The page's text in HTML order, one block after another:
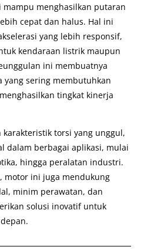
menghasilkan putaran
cepat dan halus. Hal ini
yang lebih responsif,
kendaraan listrik maupun
ini membuatnya
sering membutuhkan
tingkat kinerja
torsi yang unggul,
dalam berbagai aplikasi, mulai
hingga peralatan industri.
motor ini juga mendukung
minim perawatan, dan
solusi inovatif untuk